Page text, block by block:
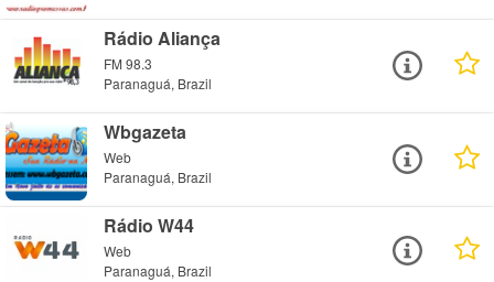
Rádio Aliança
FM 98.3
Paranaguá, Brazil
Wbgazeta
Web
Paranaguá, Brazil
Rádio W44
Web
Paranaguá, Brazil